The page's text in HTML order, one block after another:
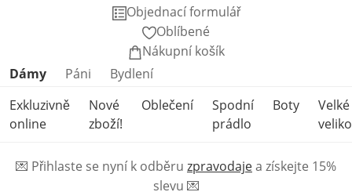
Objednací formulář
Oblíbené
Nákupní košík
Přeskočit kategorie produktů
Dámy Páni
Bydlení
Exkluzivně
online
Nové
zboží!
Oblečení
Spodní
prádlo
Boty
Velké
💌 Přihlaste se nyní k odběru zpravodajea získejte 15%
slevu 💌